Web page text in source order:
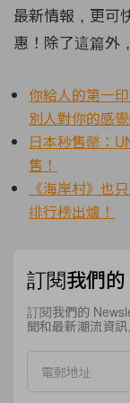
最新情報，更可
惠！除了這篇外
你給人的第一
別人對你的感
日本秒售罄：
售！
《海岸村》也
排行榜出爐！
訂閱我們
訂閱我們的
聞和最新潮流資訊。